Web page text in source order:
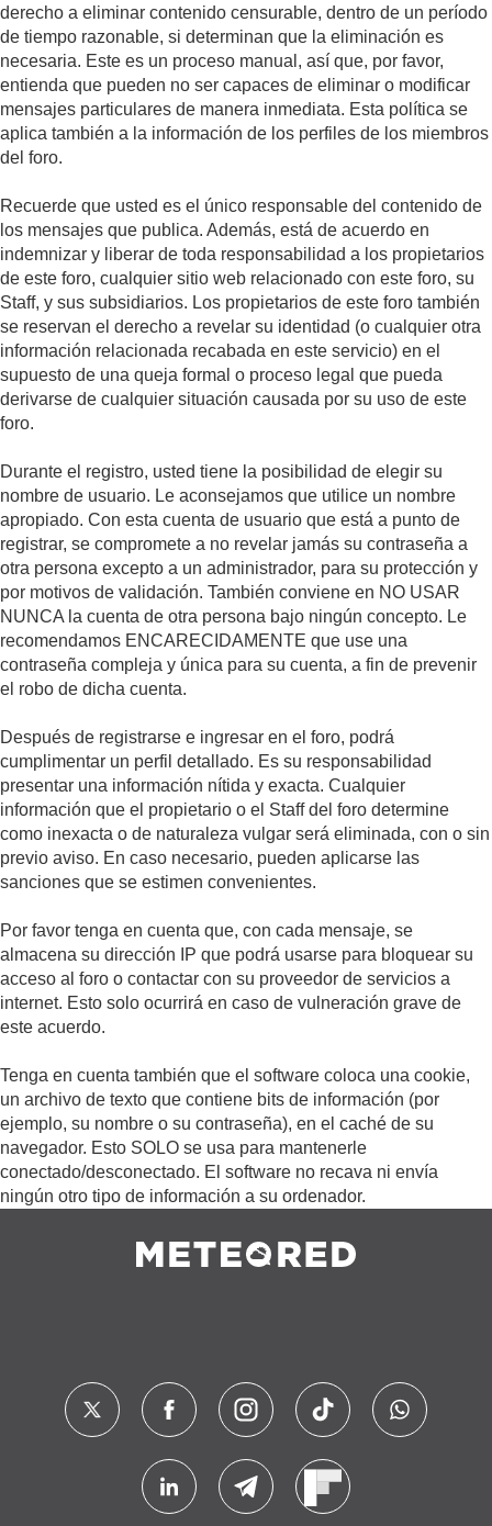
derecho a eliminar contenido censurable, dentro de un período
de tiempo razonable, si determinan que la eliminación es
necesaria. Este es un proceso manual, así que, por favor,
entienda que pueden no ser capaces de eliminar o modificar
mensajes particulares de manera inmediata. Esta política se
aplica también a la información de los perfiles de los miembros
del foro.
Recuerde que usted es el único responsable del contenido de
los mensajes que publica. Además, está de acuerdo en
indemnizar y liberar de toda responsabilidad a los propietarios
de este foro, cualquier sitio web relacionado con este foro, su
Staff, y sus subsidiarios. Los propietarios de este foro también
se reservan el derecho a revelar su identidad (o cualquier otra
información relacionada recabada en este servicio) en el
supuesto de una queja formal o proceso legal que pueda
derivarse de cualquier situación causada por su uso de este
foro.
Durante el registro, usted tiene la posibilidad de elegir su
nombre de usuario. Le aconsejamos que utilice un nombre
apropiado. Con esta cuenta de usuario que está a punto de
registrar, se compromete a no revelar jamás su contraseña a
otra persona excepto a un administrador, para su protección y
por motivos de validación. También conviene en NO USAR
NUNCA la cuenta de otra persona bajo ningún concepto. Le
recomendamos ENCARECIDAMENTE que use una
contraseña compleja y única para su cuenta, a fin de prevenir
el robo de dicha cuenta.
Después de registrarse e ingresar en el foro, podrá
cumplimentar un perfil detallado. Es su responsabilidad
presentar una información nítida y exacta. Cualquier
información que el propietario o el Staff del foro determine
como inexacta o de naturaleza vulgar será eliminada, con o sin
previo aviso. En caso necesario, pueden aplicarse las
sanciones que se estimen convenientes.
Por favor tenga en cuenta que, con cada mensaje, se
almacena su dirección IP que podrá usarse para bloquear su
acceso al foro o contactar con su proveedor de servicios a
internet. Esto solo ocurrirá en caso de vulneración grave de
este acuerdo.
Tenga en cuenta también que el software coloca una cookie,
un archivo de texto que contiene bits de información (por
ejemplo, su nombre o su contraseña), en el caché de su
navegador. Esto SOLO se usa para mantenerle
conectado/desconectado. El software no recava ni envía
ningún otro tipo de información a su ordenador.